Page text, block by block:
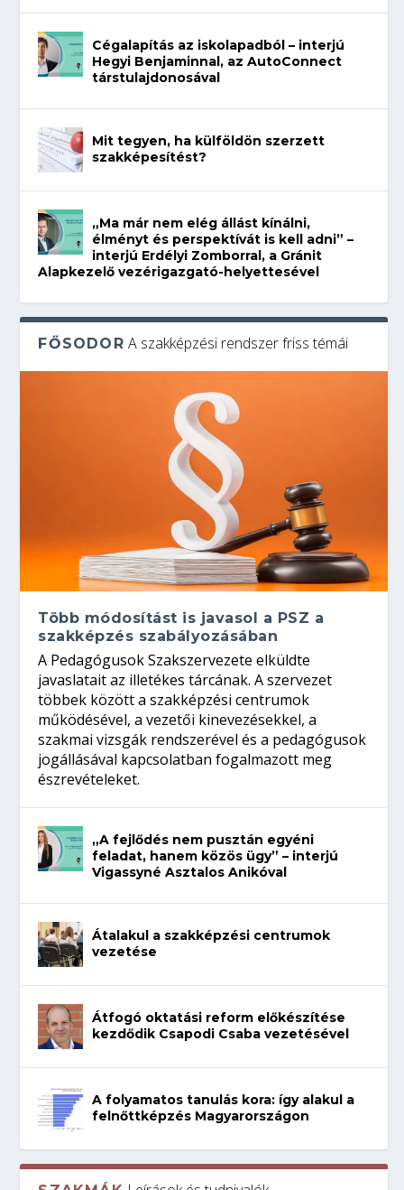
Cégalapítás az iskolapadból – interjú
Hegyi Benjaminnal, az AutoConnect
társtulajdonosával
Mit tegyen, ha külföldön szerzett
szakképesítést?
„Ma már nem elég állást kínálni,
élményt és perspektívát is kell adni” –
interjú Erdélyi Zomborral, a Gránit
Alapkezelő vezérigazgató-helyettesével
FŐSODOR A szakképzési rendszer friss témái
Több módosítást is javasol a PSZ a
szakképzés szabályozásában
A Pedagógusok Szakszervezete elküldte
javaslatait az illetékes tárcának. A szervezet
többek között a szakképzési centrumok
működésével, a vezetői kinevezésekkel, a
szakmai vizsgák rendszerével és a pedagógusok
jogállásával kapcsolatban fogalmazott meg
észrevételeket.
„A fejlődés nem pusztán egyéni
feladat, hanem közös ügy” – interjú
Vigassyné Asztalos Anikóval
Átalakul a szakképzési centrumok
vezetése
Átfogó oktatási reform előkészítése
kezdődik Csapodi Csaba vezetésével
A folyamatos tanulás kora: így alakul a
felnőttképzés Magyarországon